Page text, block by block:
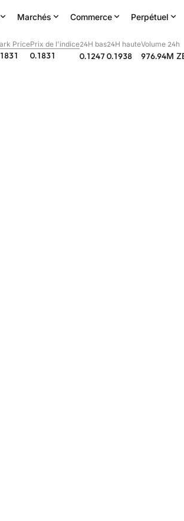
Marchés Commerce Perpétuel
PricePrix de l'indice
0.1831
24H bas
0.1247
24H haute
0.1938
Volume 24h
976.94M